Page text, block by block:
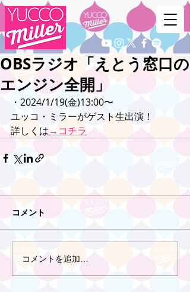
OBSラジオ「えとう窓口の
エンジン全開」
・2024/1/19(金)13:00〜
ユッコ・ミラーがゲスト生出演！
詳しくは→コチラ
コメント
コメントを追加…